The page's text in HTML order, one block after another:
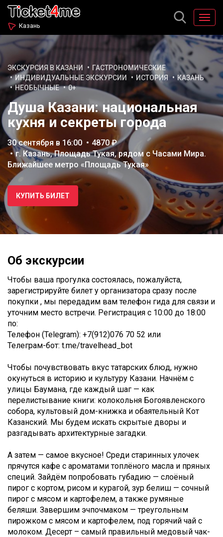
Казань
ЭКСКУРСИЯ В КАЗАНИ
ГАСТРОНОМИЧЕСКИЕ
ИНДИВИДУАЛЬНЫЕ ЭКСКУРСИИ
ИСТОРИЯ
КАЗАНЬ
НЕОБЫЧНЫЕ
0+
Душа Казани: национальная
кухня и секреты города
30 сентября в 16:00
4870 ₽
г. Казань, Площадь Тукая, рядом с Часами Мира.
Ближайшее метро «Площадь Тукая»
КУПИТЬ БИЛЕТ
Об экскурсии
Чтобы ваша прогулка состоялась, пожалуйста,
зарегистрируйте билет у организатора сразу после
покупки , мы передадим вам телефон гида для связи и
уточним место встречи. Регистрация с 10:00 до 18:00
по:
Телефон (Telegram): +7(912)076 70 52 или
Телеграм-бот: t.me/travelhead_bot
Чтобы почувствовать вкус татарских блюд, нужно
окунуться в историю и культуру Казани. Начнём с
улицы Баумана, где каждый шаг — как
перелистывание книги: колокольня Богоявленского
собора, культовый дом-книжка и обаятельный Кот
Казанский. Мы будем искать скрытые дворы и
разгадывать архитектурные загадки.
А затем — самое вкусное! Среди старинных улочек
прячутся кафе с ароматами топлёного масла и пряных
специй. Зайдём попробовать губадию — слоёный
пирог с кортом, рисом и курагой, зур белиш — сочный
пирог с мясом и картофелем, а также румяные
беляши. Завершим эчпочмаком — треугольным
пирожком с мясом и картофелем, под горячий чай с
молоком. Десерт – самый правильный медовый чак-